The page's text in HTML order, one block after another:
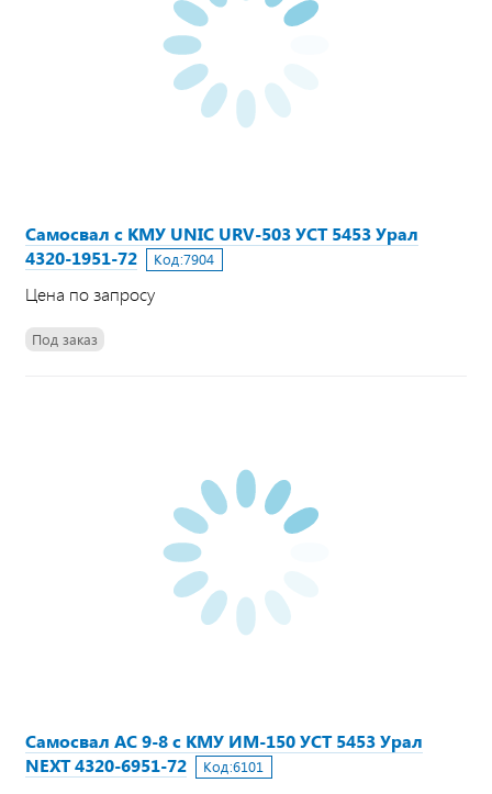
Самосвал с КМУ UNIC URV-503 УСТ 5453 Урал
4320-1951-72
Код:7904
Цена по запросу
Под заказ
Самосвал АС 9-8 с КМУ ИМ-150 УСТ 5453 Урал
NEXT 4320-6951-72
Код:6101